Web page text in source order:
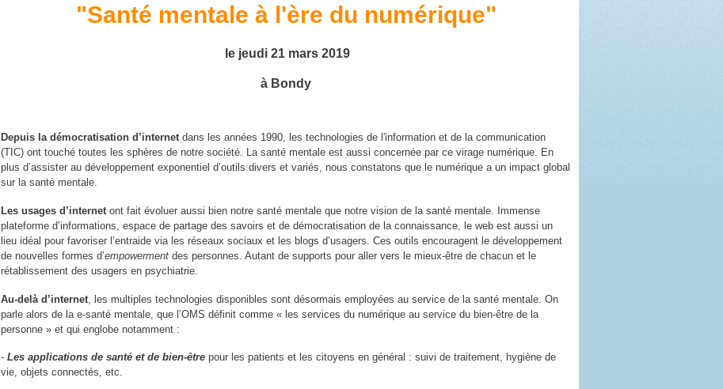
"Santé mentale à l'ère du numérique"
le jeudi 21 mars 2019
à Bondy
Depuis la démocratisation d’internet dans les années 1990, les technologies de l'information et de la communication
(TIC) ont touché toutes les sphères de notre société. La santé mentale est aussi concernée par ce virage numérique. En
plus d’assister au développement exponentiel d’outils divers et variés, nous constatons que le numérique a un impact global
sur la santé mentale.
Les usages d’internet ont fait évoluer aussi bien notre santé mentale que notre vision de la santé mentale. Immense
plateforme d’informations, espace de partage des savoirs et de démocratisation de la connaissance, le web est aussi un
lieu idéal pour favoriser l’entraide via les réseaux sociaux et les blogs d’usagers. Ces outils encouragent le développement
de nouvelles formes d’empowerment des personnes. Autant de supports pour aller vers le mieux-être de chacun et le
rétablissement des usagers en psychiatrie.
Au-delà d’internet , les multiples technologies disponibles sont désormais employées au service de la santé mentale. On
parle alors de la e-santé mentale, que l’OMS définit comme « les services du numérique au service du bien-être de la
personne » et qui englobe notamment :
- Les applications de santé et de bien-être pour les patients et les citoyens en général : suivi de traitement, hygiène de
vie, objets connectés, etc.